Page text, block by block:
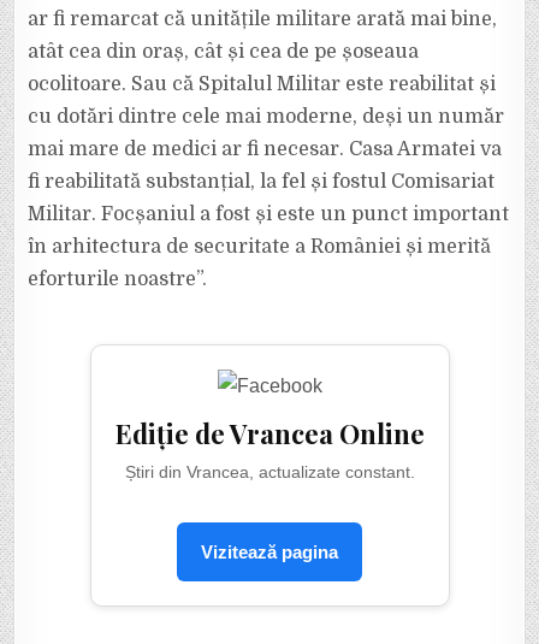
ar fi remarcat că unitățile militare arată mai bine,
atât cea din oraș, cât și cea de pe șoseaua
ocolitoare. Sau că Spitalul Militar este reabilitat și
cu dotări dintre cele mai moderne, deși un număr
mai mare de medici ar fi necesar. Casa Armatei va
fi reabilitată substanțial, la fel și fostul Comisariat
Militar. Focșaniul a fost și este un punct important
în arhitectura de securitate a României și merită
eforturile noastre”.
Ediție de Vrancea Online
Știri din Vrancea, actualizate constant.
Vizitează pagina